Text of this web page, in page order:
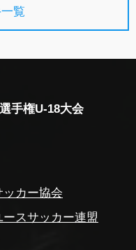
覧
手権U-18大会
カー協会
スサッカー連盟